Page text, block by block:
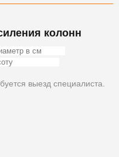
колонн
выезд специалиста.